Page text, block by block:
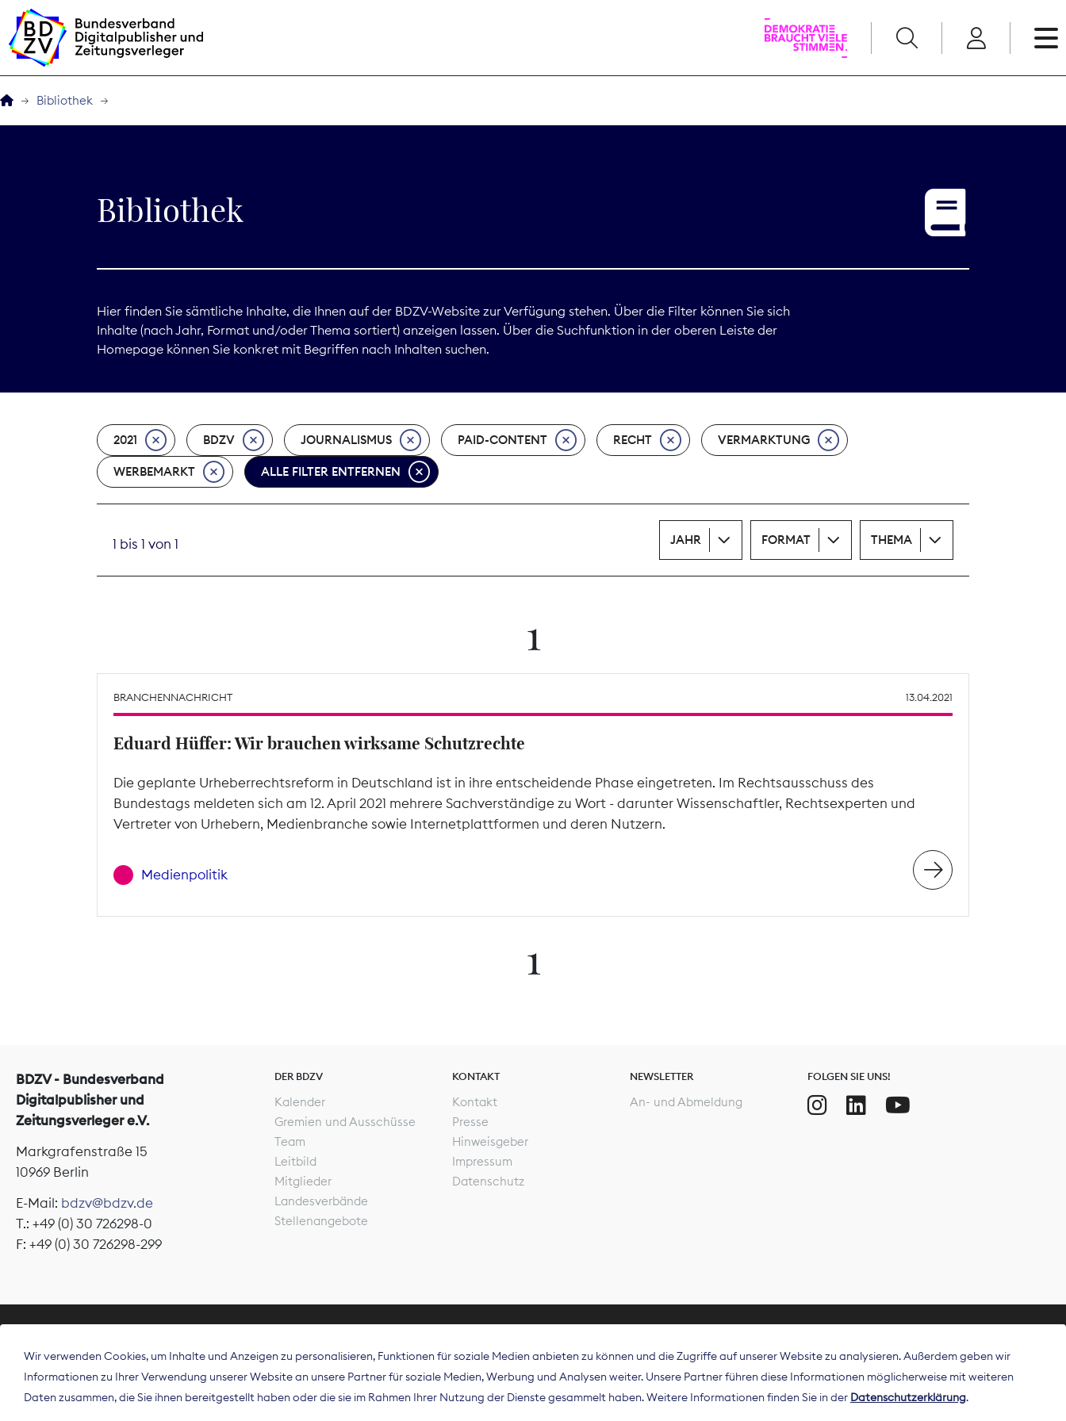
BDZVplus GmbH
Service
Print
Bibliothek
Bibliothek
Hier finden Sie sämtliche Inhalte, die Ihnen auf der BDZV-Website zur Verfügung stehen. Über die Filter können Sie sich
Inhalte (nach Jahr, Format und/oder Thema sortiert) anzeigen lassen. Über die Suchfunktion in der oberen Leiste der
Homepage können Sie konkret mit Begriffen nach Inhalten suchen.
2021 BDZV JOURNALISMUS PAID-CONTENT RECHT VERMARKTUNG
WERBEMARKT ALLE FILTER ENTFERNEN
1 bis 1 von 1 JAHR FORMAT THEMA
1
BRANCHENNACHRICHT 13.04.2021
Eduard Hüffer: Wir brauchen wirksame Schutzrechte
Die geplante Urheberrechtsreform in Deutschland ist in ihre entscheidende Phase eingetreten. Im Rechtsausschuss des
Bundestags meldeten sich am 12. April 2021 mehrere Sachverständige zu Wort - darunter Wissenschaftler, Rechtsexperten und
Vertreter von Urhebern, Medienbranche sowie Internetplattformen und deren Nutzern.
Medienpolitik
1
BDZV - Bundesverband
Digitalpublisher und
Zeitungsverleger e.V.
Markgrafenstraße 15
10969 Berlin
E-Mail: bdzv@bdzv.de
T.: +49 (0) 30 726298-0
F: +49 (0) 30 726298-299
DER BDZV
Kalender
Gremien und Ausschüsse
Team
Leitbild
Mitglieder
Landesverbände
Stellenangebote
KONTAKT
Kontakt
Presse
Hinweisgeber
Impressum
Datenschutz
NEWSLETTER
An- und Abmeldung
FOLGEN SIE UNS!
Der Bundesverband Digitalpublisher und Zeitungsverleger (BDZV) vertritt als
Spitzenorganisation die Interessen der Zeitungsverlage und digitalen Publisher in
Deutschland und auf EU-Ebene.
Wir verwenden Cookies, um Inhalte und Anzeigen zu personalisieren, Funktionen für soziale Medien anbieten zu können und die Zugriffe auf unserer Website zu analysieren. Außerdem geben wir
Informationen zu Ihrer Verwendung unserer Website an unsere Partner für soziale Medien, Werbung und Analysen weiter. Unsere Partner führen diese Informationen möglicherweise mit weiteren
Daten zusammen, die Sie ihnen bereitgestellt haben oder die sie im Rahmen Ihrer Nutzung der Dienste gesammelt haben. Weitere Informationen finden Sie in der Datenschutzerklärung.